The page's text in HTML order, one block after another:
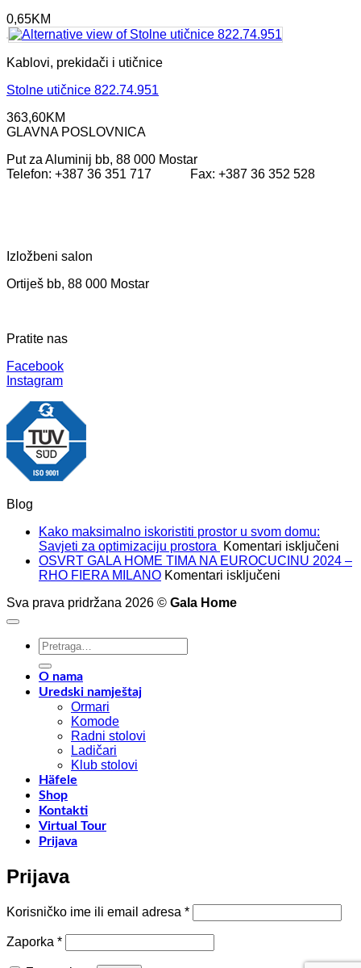
0,65KM
Kablovi, prekidači i utičnice
Stolne utičnice 822.74.951
363,60KM
GLAVNA POSLOVNICA
Put za Aluminij bb, 88 000 Mostar
Telefon: +387 36 351 717 Fax: +387 36 352 528
Izložbeni salon
Ortiješ bb, 88 000 Mostar
Pratite nas
Facebook
Instagram
Blog
Kako maksimalno iskoristiti prostor u svom domu:
Savjeti za optimizaciju prostora
Komentari isključeni
OSVRT GALA HOME TIMA NA EUROCUCINU 2024 –
RHO FIERA MILANO Komentari isključeni
Sva prava pridržana 2026 © Gala Home
Pretraži:
O nama
Uredski namještaj
Ormari
Komode
Radni stolovi
Ladičari
Klub stolovi
Häfele
Shop
Kontakti
Virtual Tour
Prijava
Prijava
Korisničko ime ili email adresa *Obavezno
Zaporka *Obavezno